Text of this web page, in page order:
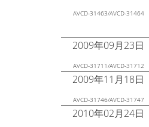
AVCD-31463/AVCD-31464
2009年09月23日
AVCD-31711/AVCD-31712
2009年11月18日
AVCD-31746/AVCD-31747
2010年02月24日